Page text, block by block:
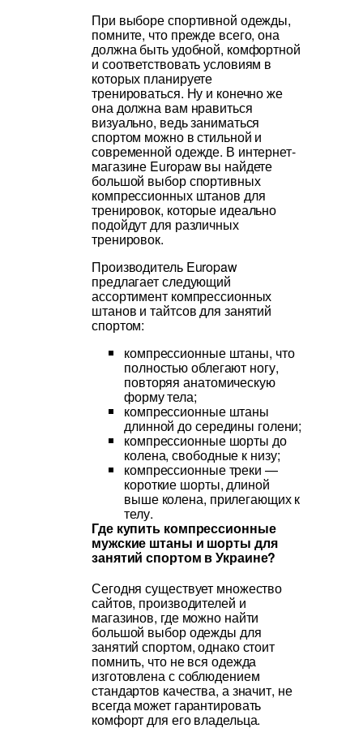
При выборе спортивной одежды,
помните, что прежде всего, она
должна быть удобной, комфортной
и соответствовать условиям в
которых планируете
тренироваться. Ну и конечно же
она должна вам нравиться
визуально, ведь заниматься
спортом можно в стильной и
современной одежде. В интернет-
магазине Europaw вы найдете
большой выбор спортивных
компрессионных штанов для
тренировок, которые идеально
подойдут для различных
тренировок.
Производитель Europaw
предлагает следующий
ассортимент компрессионных
штанов и тайтсов для занятий
спортом:
компрессионные штаны, что
полностью облегают ногу,
повторяя анатомическую
форму тела;
компрессионные штаны
длинной до середины голени;
компрессионные шорты до
колена, свободные к низу;
компрессионные треки —
короткие шорты, длиной
выше колена, прилегающих к
телу.
Где купить компрессионные
мужские штаны и шорты для
занятий спортом в Украине?
Сегодня существует множество
сайтов, производителей и
магазинов, где можно найти
большой выбор одежды для
занятий спортом, однако стоит
помнить, что не вся одежда
изготовлена с соблюдением
стандартов качества, а значит, не
всегда может гарантировать
комфорт для его владельца.